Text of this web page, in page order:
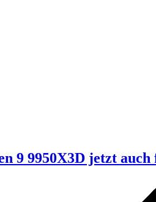
9 9950X3D jetzt